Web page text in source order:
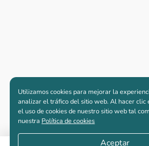
Utilizamos cookies para mejorar la
analizar el tráfico del sitio web. Al hacer clic
el uso de cookies de nuestro sitio web tal
nuestra Política de cookies
Aceptar